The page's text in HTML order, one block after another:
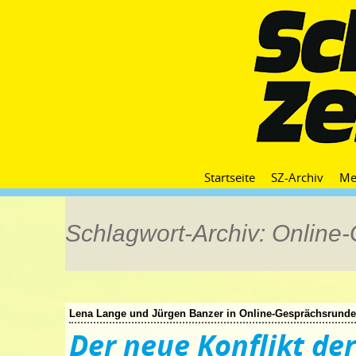
Startseite SZ-Archiv
Schlagwort-Archiv:
Lena Lange und Jürgen Banzer in Online-
Der neue Konflikt